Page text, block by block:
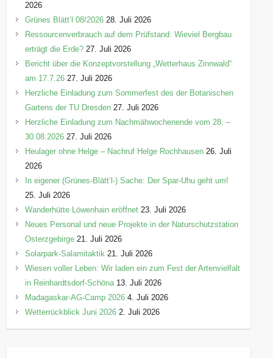
e
n
2026
Grünes Blätt’l 08/2026 28. Juli 2026
Ressourcenverbrauch auf dem Prüfstand: Wieviel Bergbau
erträgt die Erde? 27. Juli 2026
Bericht über die Konzeptvorstellung „Wetterhaus Zinnwald“
am 17.7.26 27. Juli 2026
Herzliche Einladung zum Sommerfest des der Botanischen
Gartens der TU Dresden 27. Juli 2026
Herzliche Einladung zum Nachmähwochenende vom 28. –
30.08.2026 27. Juli 2026
Heulager ohne Helge – Nachruf Helge Rochhausen 26. Juli
2026
In eigener (Grünes-Blätt’l-) Sache: Der Spar-Uhu geht um!
25. Juli 2026
Wanderhütte Löwenhain eröffnet 23. Juli 2026
Neues Personal und neue Projekte in der Naturschutzstation
Osterzgebirge 21. Juli 2026
Solarpark-Salamitaktik 21. Juli 2026
Wiesen voller Leben: Wir laden ein zum Fest der Artenvielfalt
in Reinhardtsdorf-Schöna 13. Juli 2026
Madagaskar-AG-Camp 2026 4. Juli 2026
Wetterrückblick Juni 2026 2. Juli 2026